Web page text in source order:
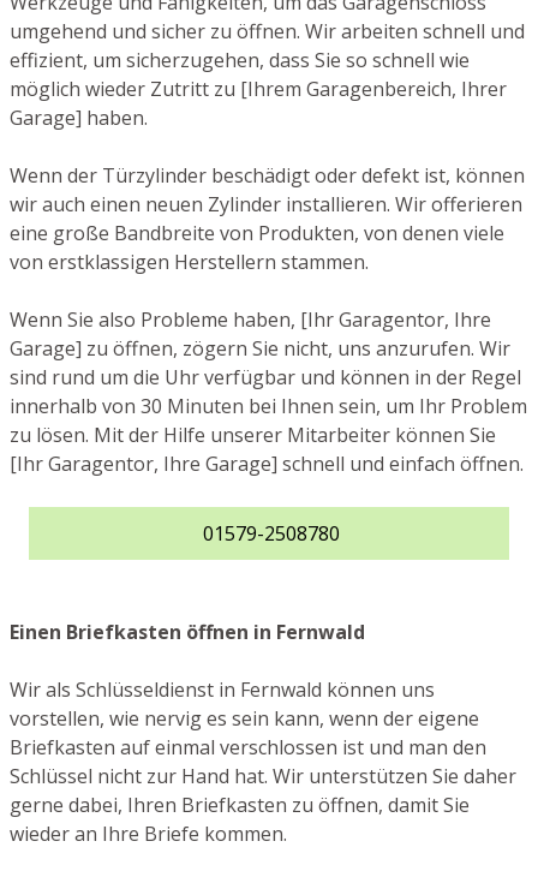
umgehend und sicher zu öffnen. Wir arbeiten schnell und
effizient, um sicherzugehen, dass Sie so schnell wie
möglich wieder Zutritt zu [Ihrem Garagenbereich, Ihrer
Garage] haben.
Wenn der Türzylinder beschädigt oder defekt ist, können
wir auch einen neuen Zylinder installieren. Wir offerieren
eine große Bandbreite von Produkten, von denen viele
von erstklassigen Herstellern stammen.
Wenn Sie also Probleme haben, [Ihr Garagentor, Ihre
Garage] zu öffnen, zögern Sie nicht, uns anzurufen. Wir
sind rund um die Uhr verfügbar und können in der Regel
innerhalb von 30 Minuten bei Ihnen sein, um Ihr Problem
zu lösen. Mit der Hilfe unserer Mitarbeiter können Sie
[Ihr Garagentor, Ihre Garage] schnell und einfach öffnen.
01579-2508780
Einen Briefkasten öffnen in Fernwald
Wir als Schlüsseldienst in Fernwald können uns
vorstellen, wie nervig es sein kann, wenn der eigene
Briefkasten auf einmal verschlossen ist und man den
Schlüssel nicht zur Hand hat. Wir unterstützen Sie daher
gerne dabei, Ihren Briefkasten zu öffnen, damit Sie
wieder an Ihre Briefe kommen.